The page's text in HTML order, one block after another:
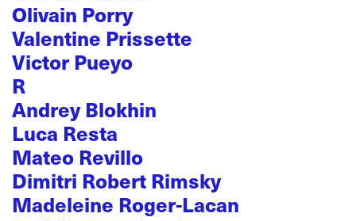
Olivain Porry
Valentine Prissette
Victor Pueyo
R
Andrey Blokhin
Luca Resta
Mateo Revillo
Dimitri Robert Rimsky
Madeleine Roger-Lacan